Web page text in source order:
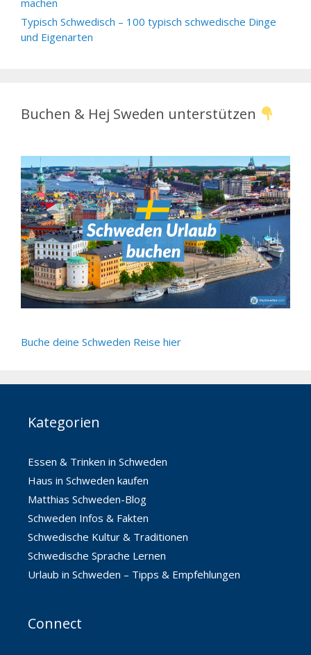
machen
Typisch Schwedisch – 100 typisch schwedische Dinge
und Eigenarten
Buchen & Hej Sweden unterstützen
Buche deine Schweden Reise hier
Kategorien
Essen & Trinken in Schweden
Haus in Schweden kaufen
Matthias Schweden-Blog
Schweden Infos & Fakten
Schwedische Kultur & Traditionen
Schwedische Sprache Lernen
Urlaub in Schweden – Tipps & Empfehlungen
Connect